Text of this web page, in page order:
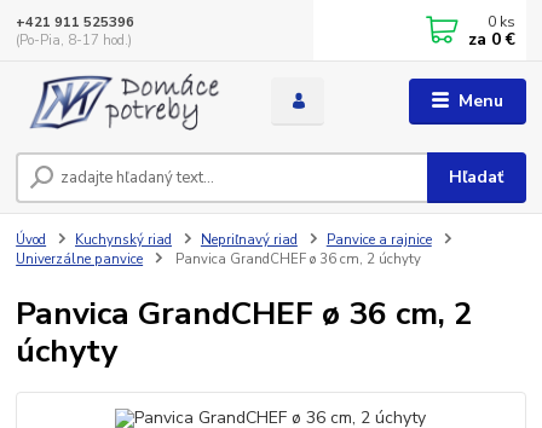
Menu
Hľadať
+421 911 525396
(Po-Pia, 8-17 hod.)
0 ks
za 0 €
Úvod Kuchynský riad Nepriľnavý riad
Panvice a rajnice
Univerzálne panvice
Panvica GrandCHEF ø 36 cm, 2 úchyty
Panvica GrandCHEF ø 36 cm, 2
úchyty